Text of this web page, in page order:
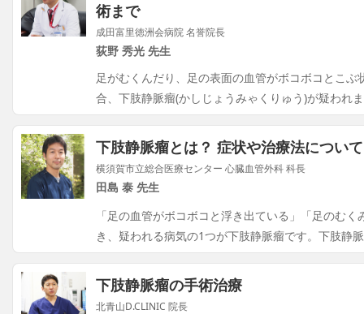
術まで
成田富里徳洲会病院 名誉院長
荻野 秀光 先生
足がむくんだり、足の表面の血管がボコボコとこ
合、下肢静脈瘤(かしじょうみゃくりゅう)が疑われ
下肢静脈瘤とは？ 症状や治療法について
横須賀市立総合医療センター 心臓血管外科 科長
田島 泰 先生
「足の血管がボコボコと浮き出ている」「足のむ
き、疑われる病気の1つが下肢静脈瘤です。下肢静
下肢静脈瘤の手術治療
北青山D.CLINIC 院長